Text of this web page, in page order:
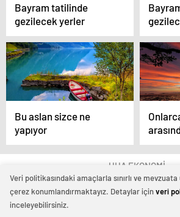
Bayram tatilinde
gezilecek yerler
Bu aslan sizce ne
yapıyor
UHA EKONOMİ
Veri politikasındaki amaçlarla sınırlı ve
çerez konumlandırmaktayız. Detaylar içinveri
inceleyebilirsiniz.